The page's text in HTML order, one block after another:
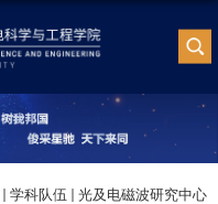
学科队伍 光及电磁波研究中心